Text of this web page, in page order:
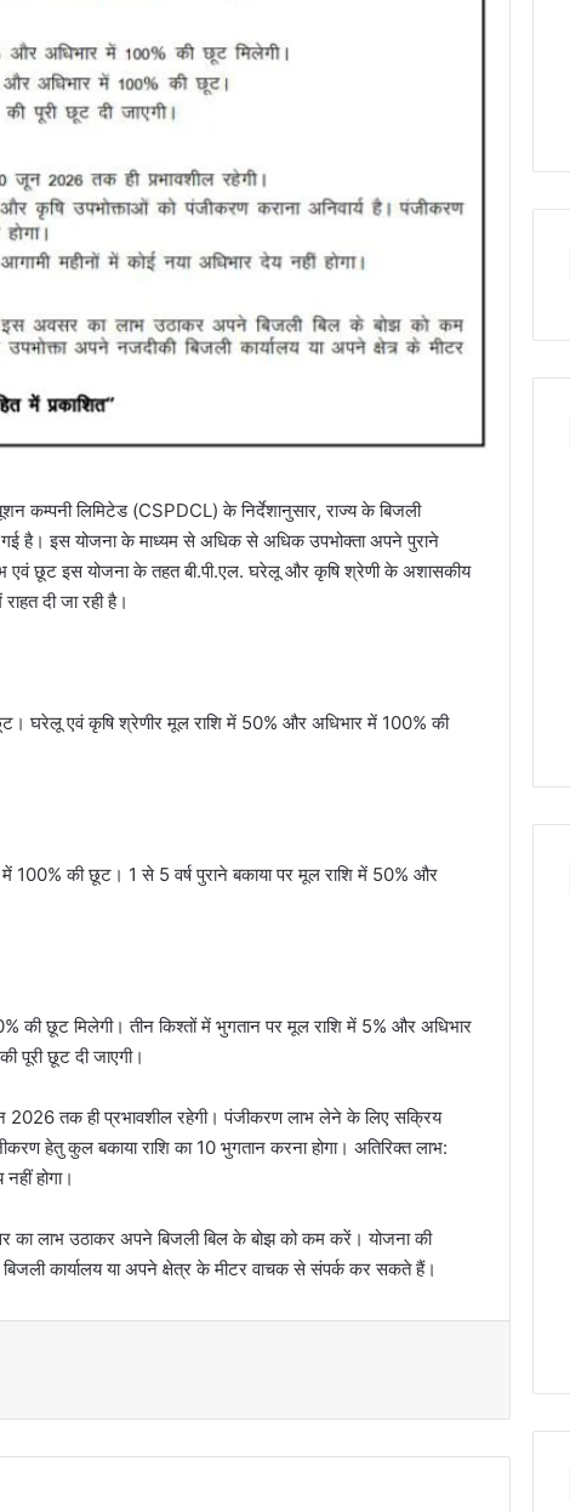
कम्पनी लिमिटेड (CSPDCL) के निर्देशानुसार, राज्य के बिजली
है। इस योजना के माध्यम से अधिक से अधिक उपभोक्ता अपने पुराने
एवं छूट इस योजना के तहत बी.पी.एल. घरेलू और कृषि श्रेणी के अशासकीय
दी जा रही है।
घरेलू एवं कृषि श्रेणीर मूल राशि में 50% और अधिभार में 100% की
100% की छूट। 1 से 5 वर्ष पुराने बकाया पर मूल राशि में 50% और
छूट मिलेगी। तीन किश्तों में भुगतान पर मूल राशि में 5% और अधिभार
पूरी छूट दी जाएगी।
2026 तक ही प्रभावशील रहेगी। पंजीकरण लाभ लेने के लिए सक्रिय
हेतु कुल बकाया राशि का 10 भुगतान करना होगा। अतिरिक्त लाभ:
होगा।
का लाभ उठाकर अपने बिजली बिल के बोझ को कम करें। योजना की
कार्यालय या अपने क्षेत्र के मीटर वाचक से संपर्क कर सकते हैं।